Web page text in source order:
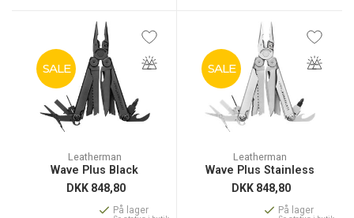
SALE
Leatherman
Wave Plus Black
DKK 848,80
På lager
SALE
Leatherman
Wave Plus Stainless
DKK 848,80
På lager